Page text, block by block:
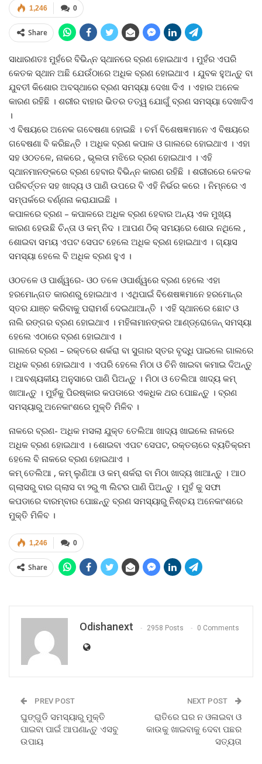
0
1,246
Share
ସାଧାରଣତଃ ମୁହଁରେ ବିଭିନ୍ନ ସ୍ଥାନରେ ବ୍ରଣ ହୋଇଥାଏ । ମୁହଁର ଏପରି
କେତକ ସ୍ଥାନ ଅଛି ଯେଉଁଠାରେ ଅଧିକ ବ୍ରଣ ହୋଇଥାଏ । ଯୁବକ ହୁଅନ୍ତୁ ବା
ଯୁବତୀ କିଶୋର ଅବସ୍ଥାରେ ବ୍ରଣ ସମସ୍ୟା ଦେଖା ଦିଏ । ଏହାର ଅନେକ
କାରଣ ରହିଛି । ଶରୀର ବାହାର ଭିତର ତତ୍ୱ ଯୋଗୁଁ ବ୍ରଣ ସମସ୍ୟା ଦେଖାଦିଏ
।
ଏ ବିଷୟରେ ଅନେକ ଗବେଷଣା ହୋଇଛି । ଚର୍ମ ବିଶେଷଜ୍ଞମାନେ ଏ ବିଷୟରେ
ଗବେଷଣା ବି କରିଛନ୍ତି । ଅଧିକ ବ୍ରଣ କପାଳ ଓ ଗାଲରେ ହୋଇଥାଏ । ଏହା
ସହ ଓଠତଳେ, ନାକରେ , ଭୃଲତା ମଝିରେ ବ୍ରଣ ହୋଇଥାଏ । ଏହି
ସ୍ଥାନମାନଙ୍କରେ ବ୍ରଣ ହେବାର ବିଭିନ୍ନ କାରଣ ରହିଛି । ଶରୀରରେ କେତକ
ପରିବର୍ତ୍ତନ ସହ ଖାଦ୍ୟ ଓ ପାଣି ଉପରେ ବି ଏହି ନିର୍ଭର କରେ । ନିମ୍ନରେ ଏ
ସମ୍ପର୍କରେ ବର୍ଣ୍ଣନା କରାଯାଇଛି ।
କପାଳରେ ବ୍ରଣ – କପାଳରେ ଅଧିକ ବ୍ରଣ ହେବାର ଅନ୍ୟ ଏକ ମୁଖ୍ୟ
କାରଣ ହେଉଛି ଚିନ୍ତା ଓ କମ୍‌ ନିଦ । ଆପଣ ଠିକ୍‌ ସମୟରେ ଶୋଉ ନଥିଲେ ,
ଶୋଇବା ସମୟ ଏପଟ ସେପଟ ହେଲେ ଅଧିକ ବ୍ରଣ ହୋଇଥାଏ । ଗ୍ୟାସ
ସମସ୍ୟା ହେଲେ ବି ଅଧିକ ବ୍ରଣ ହୁଏ ।
ଓଠତଳେ ଓ ପାର୍ଶ୍ୱରେ- ଓଠ ତଳେ ଓପାର୍ଶ୍ୱରେ ବ୍ରଣ ହେଲେ ଏହା
ହରମୋନ୍‌ଗତ କାରଣରୁ ହୋଇଥାଏ । ଏଥିପାଇଁ ବିଶେଷଜ୍ଞମାନେ ହରମୋନ୍‌ର
ସ୍ତର ଯାଞ୍ଚ କରିବାକୁ ପରାମର୍ଶ ଦେଇଥାଆନ୍ତି । ଏହି ସ୍ଥାନରେ ଛୋଟ ଓ
ନାଲି ରଙ୍ଗର ବ୍ରଣ ହୋଇଥାଏ । ମହିଳାମାନଙ୍କର ଆଣ୍ଡ୍ରୋଜେନ୍‌ ସମସ୍ୟା
ହେଲେ ଏଠାରେ ବ୍ରଣ ହୋଇଥାଏ ।
ଗାଲରେ ବ୍ରଣ – ରକ୍ତରେ ଶର୍କରା ବା ସୁଗାର ସ୍ତର ବୃଦ୍ଧି ପାଇଲେ ଗାଲରେ
ଅଧିକ ବ୍ରଣ ହୋଇଥାଏ । ଏପରି ହେଲେ ମିଠା ଓ ଚିନି ଖାଇବା କମାଇ ଦିଅନ୍ତୁ
। ଆବଶ୍ୟକୀୟ ଅନୁସାରେ ପାଣି ପିଅନ୍ତୁ । ମିଠା ଓ ତେଲିଆ ଖାଦ୍ୟ କମ୍‌
ଖାଆନ୍ତୁ । ମୁହଁକୁ ପିରଷ୍କାର କପଡାରେ ଏକଧିକ ଥର ପୋଛନ୍ତୁ । ବ୍ରଣ
ସମସ୍ୟାରୁ ଅନେକାଂଶରେ ମୁକ୍ତି ମିଳିବ ।
ନାକରେ ବ୍ରଣ- ଅଧିକ ମସଲା ଯୁକ୍ତ ତେଲିଆ ଖାଦ୍ୟ ଖାଇଲେ ନାକରେ
ଅଧିକ ବ୍ରଣ ହୋଇଥାଏ । ଶୋଇବା ଏପଟ ସେପଟ, ରକ୍ତଚାରେ ବ୍ୟତିକ୍ରମ
ହେଲେ ବି ନାକରେ ବ୍ରଣ ହୋଇଥାଏ ।
କମ୍‌ ତେଲିଆ , କମ୍‌ ଲୁଣିଆ ଓ କମ୍‌ ଶର୍କରା ବା ମିଠା ଖାଦ୍ୟ ଖାଆନ୍ତୁ । ଆଠ
ଗ୍ଲାସରୁ ବାର ଗ୍ଲାସ ବା ୨ରୁ ୩ ଲିଟର ପାଣି ପିଅନ୍ତୁ । ମୁହଁ କୁ ସଫା
କପଡାରେ ବାରମ୍ବାର ପୋଛନ୍ତୁ ବ୍ରଣ ସମସ୍ୟାରୁ ନିଶ୍ଚୟ ଅନେକାଂଶରେ
ମୁକ୍ତି ମିଳିବ ।
0
1,246
Share
Odishanext 2958 Posts 0 Comments
PREV POST
ଘୁଙ୍ଗୁଡି ସମସ୍ୟାରୁ ମୁକ୍ତି
ପାଇବା ପାଇଁ ଆପଣାନ୍ତୁ ଏସବୁ
ଉପାୟ
NEXT POST
ରାତିରେ ଘର ନ ଓଳାଇବା ଓ
କାଉକୁ ଖାଇବାକୁ ଦେବା ପଛର
ସତ୍ୟତା